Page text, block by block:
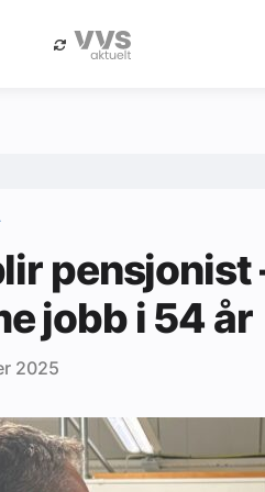
Annonsere i Byggfakta
pensjonist
jobb i 54 år
2025